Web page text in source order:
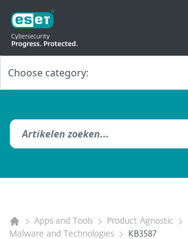
Apps and Tools
Product Agnostic
Malware and Technologies
KB3587